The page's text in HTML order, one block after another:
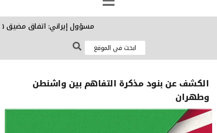
مسؤول إيراني: اتفاق مضيق
الكشف عن بنود مذكرة التفاهم بين واشنطن
وطهران